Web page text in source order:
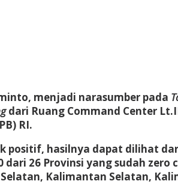
menjadi narasumber pada
dari Ruang Command Center
RI.
hasilnya dapat dilihat
26 Provinsi yang sudah
Kalimantan Selatan,